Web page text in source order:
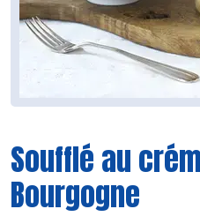
Soufflé au
Bourgogne